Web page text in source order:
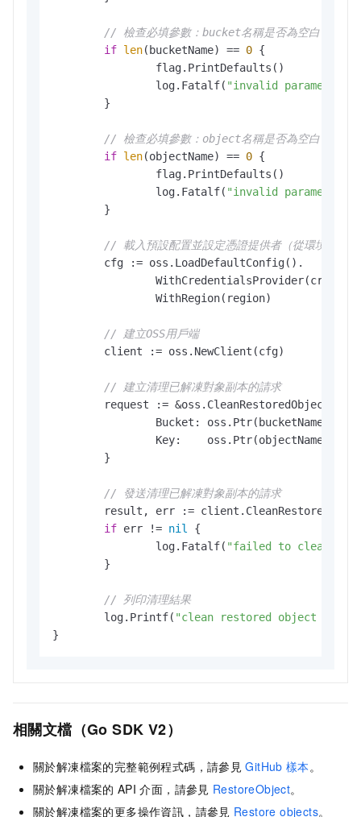
// 檢查必填參數：bucket名稱是否為空白
if len(bucketName) == 0 {
		log.Fatalf(
"invalid parameters,
// 檢查必填參數：object名稱是否為空白
if len(objectName) == 0 {
		log.Fatalf(
"invalid parameters,
// 載入預設配置並設定憑證提供者（從環境變數
// 建立OSS用戶端
// 建立清理已解凍對象副本的請求
		Bucket: oss.Ptr(bucketName),
		Key:    oss.Ptr(objectName),
// 發送清理已解凍對象副本的請求
if err != nil
{
		log.Fatalf(
"failed to clean
// 列印清理結果
	log.Printf(
"clean restored object
相關文檔（Go SDK V2）
關於解凍檔案的完整範例程式碼，請參見 GitHub 樣本 。
關於解凍檔案的 API 介面，請參見 RestoreObject。
關於解凍檔案的更多操作資訊，請參見 Restore objects。